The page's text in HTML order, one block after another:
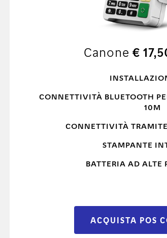
Canone €
CONNETTIVITÀ BLUETOOTH
10M
CONNETTIVITÀ
STAMPANTE
BATTERIA AD ALTE
ACQUISTA POS